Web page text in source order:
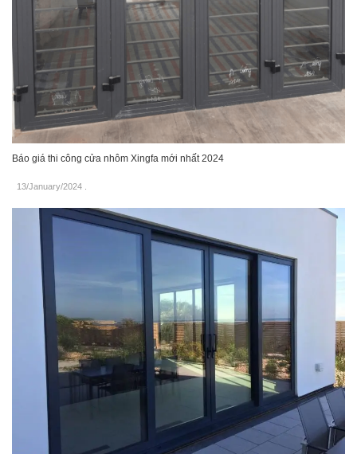
Báo giá thi công cửa nhôm Xingfa mới nhất 2024
13/January/2024